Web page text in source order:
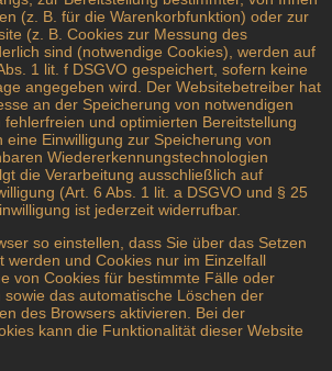
(z. B. für die Warenkorbfunktion) oder zur
(z. B. Cookies zur Messung des
sind (notwendige Cookies), werden auf
1 lit. f DSGVO gespeichert, sofern keine
angegeben wird. Der Websitebetreiber hat
an der Speicherung von notwendigen
und optimierten Bereitstellung
eine Einwilligung zur Speicherung von
Wiedererkennungstechnologien
die Verarbeitung ausschließlich auf
(Art. 6 Abs. 1 lit. a DSGVO und § 25
ist jederzeit widerrufbar.
so einstellen, dass Sie über das Setzen
werden und Cookies nur im Einzelfall
von Cookies für bestimmte Fälle oder
das automatische Löschen der
des Browsers aktivieren. Bei der
kann die Funktionalität dieser Website